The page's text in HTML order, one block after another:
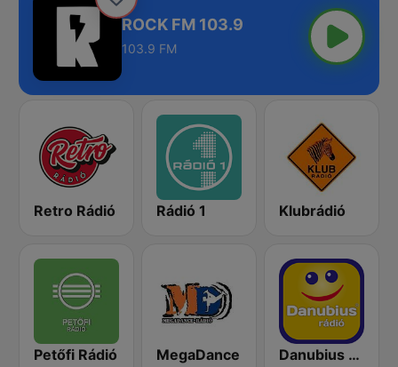
ROCK FM 103.9
103.9 FM
Retro Rádió Rádió 1 Klubrádió
Petőfi Rádió MegaDance Danubius Rádió